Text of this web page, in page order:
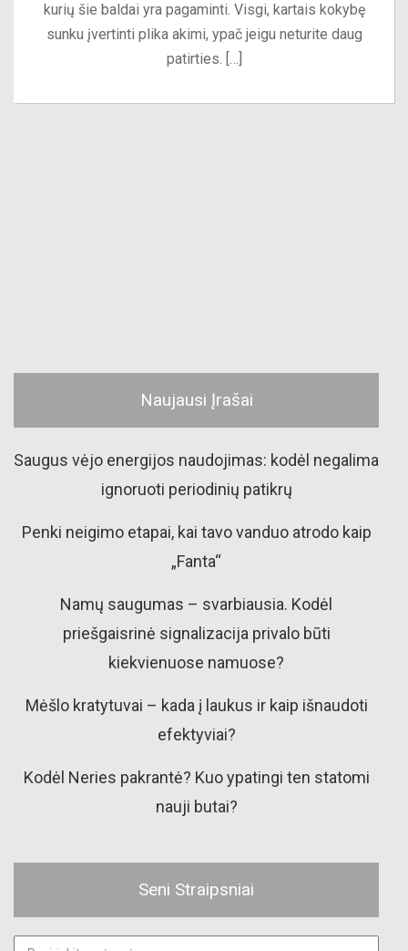
kurių šie baldai yra pagaminti. Visgi, kartais kokybę
sunku įvertinti plika akimi, ypač jeigu neturite daug
patirties. […]
Naujausi Įrašai
Saugus vėjo energijos naudojimas: kodėl negalima
ignoruoti periodinių patikrų
Penki neigimo etapai, kai tavo vanduo atrodo kaip
„Fanta“
Namų saugumas – svarbiausia. Kodėl
priešgaisrinė signalizacija privalo būti
kiekvienuose namuose?
Mėšlo kratytuvai – kada į laukus ir kaip išnaudoti
efektyviai?
Kodėl Neries pakrantė? Kuo ypatingi ten statomi
nauji butai?
Seni Straipsniai
Seni